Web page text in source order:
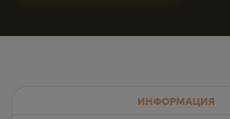
ИНФОРМАЦИЯ